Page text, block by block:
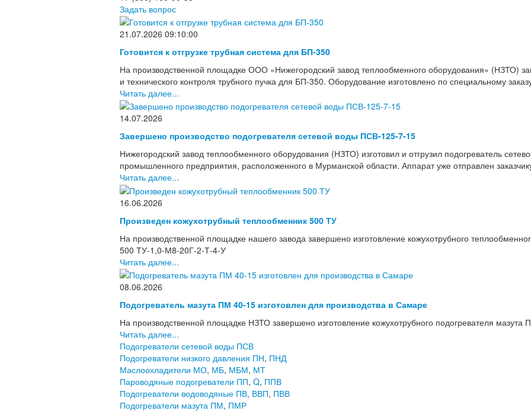
Задать вопрос
21.07.2026 09:10:00
Готовится к отгрузке трубная система для БП-350
На производственной площадке ООО «Нижегородский завод теплообменного оборудования» (НЗТО)
и технического контроля трубного пучка для БП-350. Оборудование изготовлено по специальному
Читать далее...
14.07.2026
Завершено производство подогревателя сетевой воды ПСВ-125-7-15
Нижегородский завод теплообменного оборудования (НЗТО) изготовил и отгрузил подогреватель
промышленного предприятия, расположенного в Мурманской области. Аппарат уже отправлен
Читать далее...
16.06.2026
Произведен кожухотрубный теплообменник 500 ТУ
На производственной площадке нашего завода завершено изготовление кожухотрубного
500 ТУ-1,0-М8-20Г-2-Т-4-У
Читать далее...
08.06.2026
Подогреватель мазута ПМ 40-15 изготовлен для производства в Самаре
На производственной площадке НЗТО завершено изготовление кожухотрубного подогревателя мазута
Читать далее...
Подогреватели сетевой воды ПСВ
Подогреватели низкого давления ПН, ПНД
Маслоохладители МО, МБ, МБМ, МТ
Пароводяные подогреватели ПП, Q, ППВ
Подогреватели водоводяные ПВ, ВВП, ПВВ
Подогреватели мазута ПМ, ПМР